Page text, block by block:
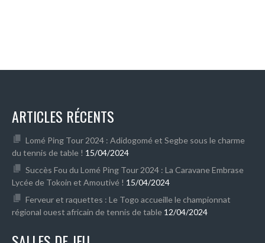
ARTICLES RÉCENTS
Lomé Ping Tour 2024 : Adidogomé et Segbe sous le charme
du tennis de table ! 15/04/2024
Succès Fou du Lomé Ping Tour 2024 : La Caravane Embrase
Lycée de Tokoin et Amoutivé ! 15/04/2024
Ferveur et raquettes : Le Togo accueille le championnat
régional ouest africain de tennis de table 12/04/2024